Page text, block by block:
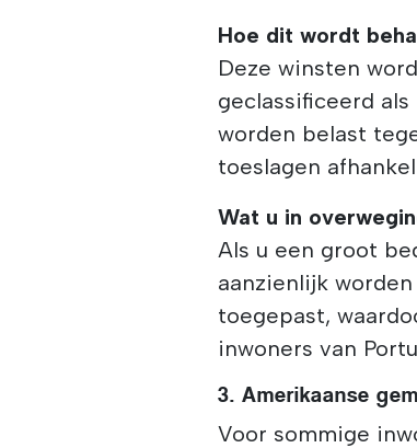
Hoe dit wordt
Deze winsten
geclassificeerd
worden belast
toeslagen
Wat u in
Als u een groot
aanzienlijk
toegepast,
inwoners van
3. Amerikaanse
Voor sommige